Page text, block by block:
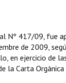
Nº 417/09, fue
de 2009,
en ejercicio de
la Carta Orgánica